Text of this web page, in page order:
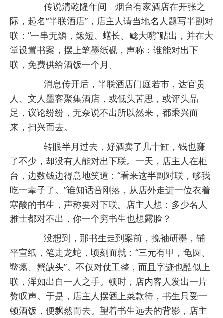
传说清乾隆年间，烟台有家酒店在开张之
际，起名“半联酒店”，店主人请当地名人题写半副对
联：“一串无鳞，鳅短、蟮长、鲶大嘴”贴出，并在大
堂设置书案，摆上笔墨纸砚，声称：谁能对出下
联，免费供给酒饭一个月。
消息传开后，半联酒店门庭若市，达官贵
人、文人墨客聚集酒店，或低头苦思，或评头品
足，议论纷纷，无奈说不出所以然来，都乘兴而
来，扫兴而去。
转眼半月过去，好酒卖了几十缸，钱也赚
了不少，却没有人能对出下联。一天，店主人在柜
台，边数钱边得意地笑道：“看来这半副对联，够我
吃一辈子了。”谁知话音刚落，从店外走进一位衣着
寒酸的书生，声称要对下联。店主人想：多少名人
雅士都对不出，你一个穷书生也想露脸？
没想到，那书生走到案前，挽袖研墨，铺
平宣纸，笔走龙蛇，顷刻而就：“三元有甲，龟圆、
鳖瘪、蟹缺头”。不仅对仗工整，而且字迹也酷似上
联，浑如出自一人之手。顿时，店内客人发出一片
赞叹声。于是，店主人摆酒上菜款待，书生只受一
顿酒饭，便飘然而去。望着书生远去的背影，店主